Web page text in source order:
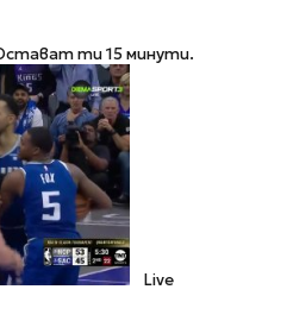
Остават ти 15 минути.
Live